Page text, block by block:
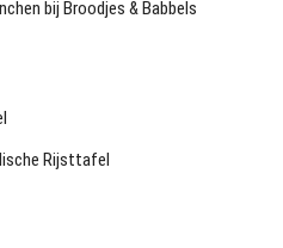
bij Broodjes & Babbels
Rijsttafel